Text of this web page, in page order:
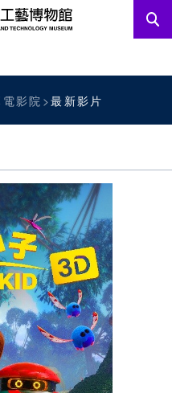
影院 最新影片